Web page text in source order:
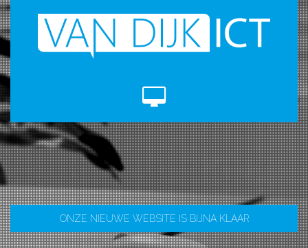
ONZE NIEUWE WEBSITE IS BIJNA KLAAR